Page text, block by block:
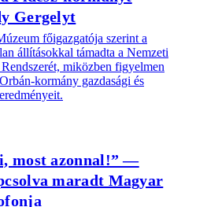
Gergelyt
főigazgatója szerint a
állításokkal támadta a Nemzeti
miközben figyelmen
kormány gazdasági és
most azonnal!” —
maradt Magyar